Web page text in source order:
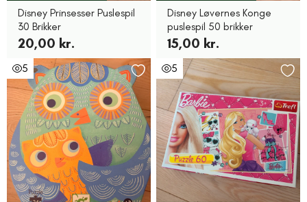
Disney Prinsesser Puslespil
30 Brikker
20,00 kr.
Disney Løvernes Konge
puslespil 50 brikker
15,00 kr.
5 5